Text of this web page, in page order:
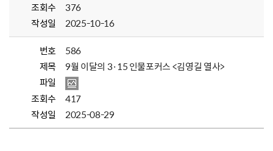
조회수
376
작성일
2025-10-16
번호
586
제목
9월 이달의 3·15 인물포커스 <김영길 열사>
파일
조회수
417
작성일
2025-08-29